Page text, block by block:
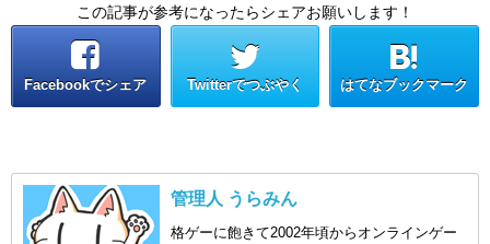
この記事が参考になったらシェアお願いします！
Facebookでシェア Twitterでつぶやく はてなブックマーク
管理人 うらみん
格ゲーに飽きて2002年頃からオンラインゲー